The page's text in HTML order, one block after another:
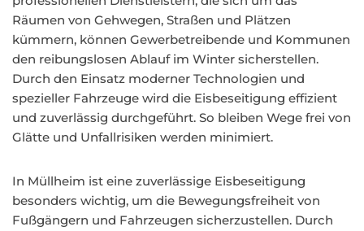
Räumen von Gehwegen, Straßen und Plätzen
kümmern, können Gewerbetreibende und Kommunen
den reibungslosen Ablauf im Winter sicherstellen.
Durch den Einsatz moderner Technologien und
spezieller Fahrzeuge wird die Eisbeseitigung effizient
und zuverlässig durchgeführt. So bleiben Wege frei von
Glätte und Unfallrisiken werden minimiert.
In Müllheim ist eine zuverlässige Eisbeseitigung
besonders wichtig, um die Bewegungsfreiheit von
Fußgängern und Fahrzeugen sicherzustellen. Durch